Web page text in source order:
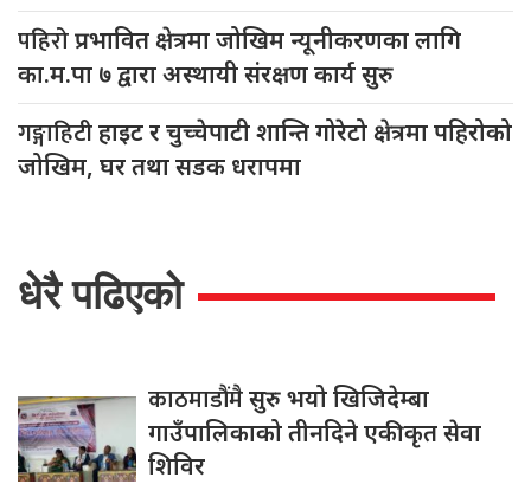
पहिरोप्रभावित क्षेत्रमा जोखिम न्यूनीकरणका लागि
का.म.पा ७ द्वारा अस्थायी संरक्षण कार्य सुरु
गङ्गाहिटीहाइट र चुच्चेपाटी शान्ति गोरेटो क्षेत्रमा पहिरोको
जोखिम, घर तथा सडक धरापमा
धेरै पढिएको
काठमाडौंमैसुरु भयो खिजिदेम्बा
गाउँपालिकाको तीनदिने एकीकृत सेवा
शिविर